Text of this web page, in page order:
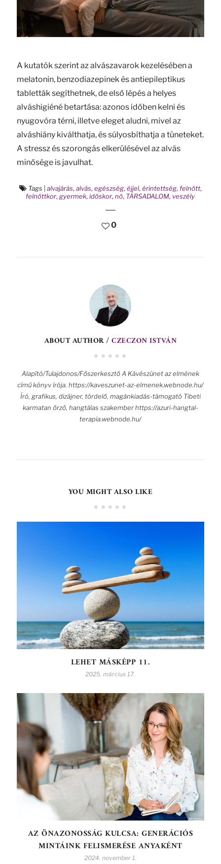
A kutatók szerint az alvászavarok kezelésében a
melatonin, benzodiazepinek és antiepileptikus
tabletták segíthetnek, de első lépés a helyes
alváshigiéné betartása: azonos időben kelni és
nyugovóra térni, illetve eleget aludni, mivel az
alváshiány kiválthatja, és súlyosbíthatja a tüneteket.
A stressz és szorongás elkerülésével az alvás
minősége is javulhat.
Tags alvajárás, alvás, egészség, éjjel, érintettség, felnőtt,
felnőttkor,gyermek,időskor,nő, TÁRSADALOM, veszély
0
ABOUT AUTHOR /CZECZON ISTVÁN
Alapító/Tulajdonos/Főszerkesztő A Kávészünet az elmének
című könyv írója. https://kaveszunet-az-elmenek.webnode.hu/
Író, grafikus, dizájner, tördelő, magánkiadás-támogató Tibeti
karmatan őrző, hangtálas szakember https://azuri-hangtal-
terapia.webnode.hu/
YOU MIGHT ALSO LIKE
LEHET MÁSKÉPP 11.
2025. március 17.
AZ ÖNAZONOSSÁG KULCSA: GENERÁCIÓS
MINTÁINK FELISMERÉSE ANYAKÉNT
2024. november 1.